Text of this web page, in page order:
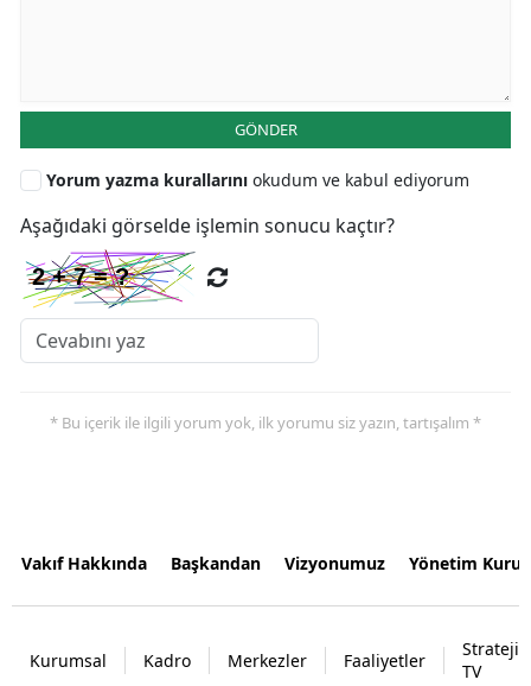
GÖNDER
Yorum yazma kurallarını okudum ve kabul ediyorum
Aşağıdaki görselde işlemin sonucu kaçtır?
* Bu içerik ile ilgili yorum yok, ilk yorumu siz yazın, tartışalım *
Vakıf Hakkında Başkandan Vizyonumuz Yönetim
Kurumsal Kadro Merkezler Faaliyetler
Strateji
TV